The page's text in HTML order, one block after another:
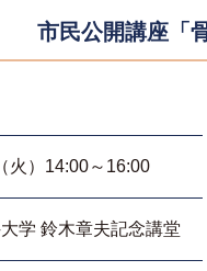
市民公開講座「
火）14:00～16:00
学 鈴木章夫記念講堂